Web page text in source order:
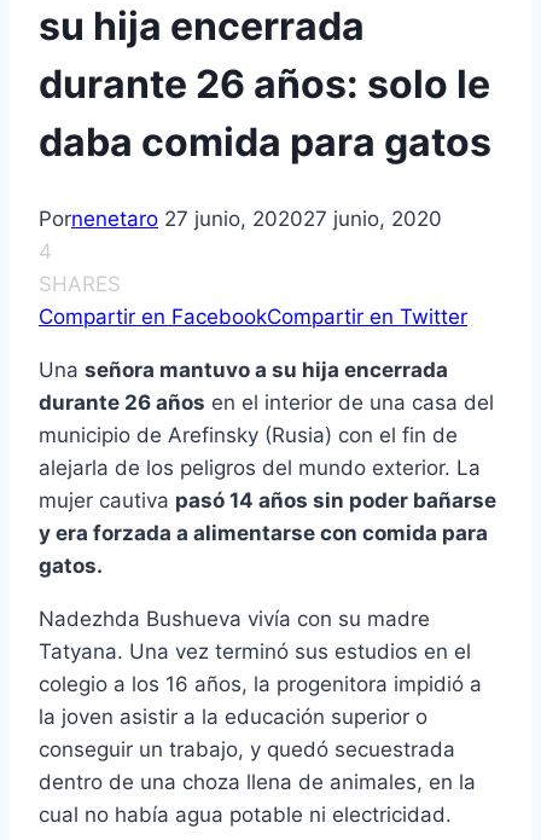
su hija encerrada
durante 26 años: solo le
daba comida para gatos
Pornenetaro 27 junio, 202027 junio, 2020
4
SHARES
Compartir en FacebookCompartir en Twitter
Una señora mantuvo a su hija encerrada
durante 26 años en el interior de una casa del
municipio de Arefinsky (Rusia) con el fin de
alejarla de los peligros del mundo exterior. La
mujer cautiva pasó 14 años sin poder bañarse
y era forzada a alimentarse con comida para
gatos.
Nadezhda Bushueva vivía con su madre
Tatyana. Una vez terminó sus estudios en el
colegio a los 16 años, la progenitora impidió a
la joven asistir a la educación superior o
conseguir un trabajo, y quedó secuestrada
dentro de una choza llena de animales, en la
cual no había agua potable ni electricidad.